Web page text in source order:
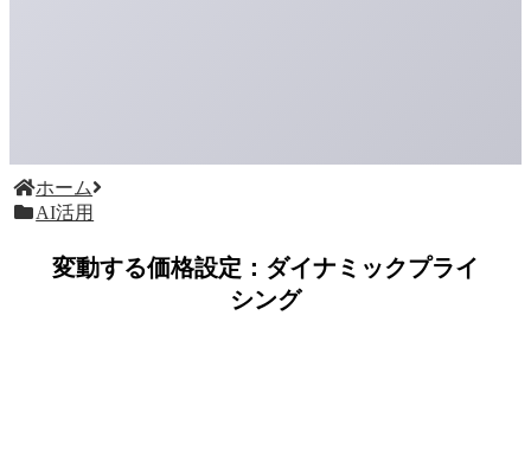
ホーム
AI活用
変動する価格設定：ダイナミックプライ
シング